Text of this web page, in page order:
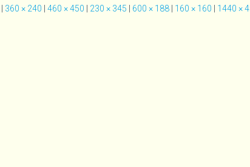
360 × 240 460 × 450 230 × 345 600 × 188 160 × 160 1440 ×